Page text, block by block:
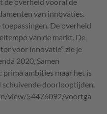
van innovaties.
De overheid
van de markt. De
voor innovatie” zie je
2020, Samen
ambities maar het is
doorlooptijden.
view/54476092/voortga